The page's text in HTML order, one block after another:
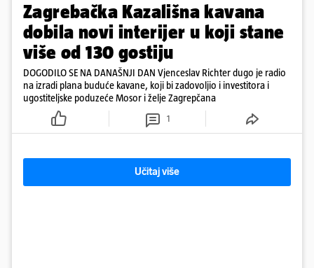
Zagrebačka Kazališna kavana
dobila novi interijer u koji stane
više od 130 gostiju
DOGODILO SE NA DANAŠNJI DAN Vjenceslav Richter dugo je radio
na izradi plana buduće kavane, koji bi zadovoljio i investitora i
ugostiteljske poduzeće Mosor i želje Zagrepčana
1
Učitaj više